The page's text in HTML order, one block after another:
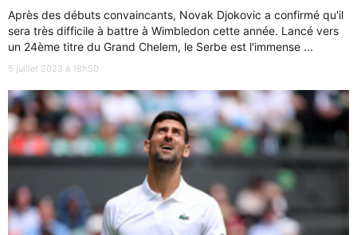
Après des débuts convaincants, Novak Djokovic a confirmé qu'il
sera très difficile à battre à Wimbledon cette année. Lancé vers
un 24ème titre du Grand Chelem, le Serbe est l'immense ...
5 juillet 2023 à 18h50